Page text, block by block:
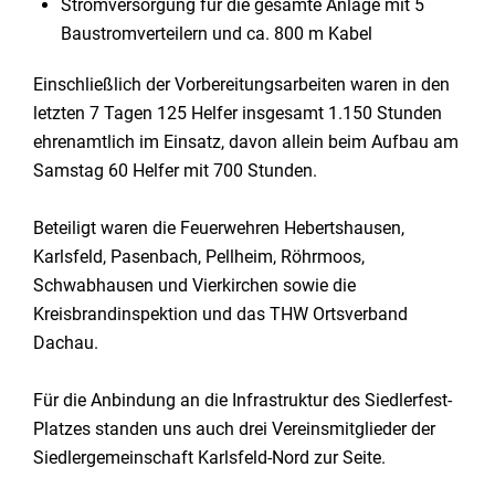
Stromversorgung für die gesamte Anlage mit 5
Baustromverteilern und ca. 800 m Kabel
Einschließlich der Vorbereitungsarbeiten waren in den
letzten 7 Tagen 125 Helfer insgesamt 1.150 Stunden
ehrenamtlich im Einsatz, davon allein beim Aufbau am
Samstag 60 Helfer mit 700 Stunden.
Beteiligt waren die Feuerwehren Hebertshausen,
Karlsfeld, Pasenbach, Pellheim, Röhrmoos,
Schwabhausen und Vierkirchen sowie die
Kreisbrandinspektion und das THW Ortsverband
Dachau.
Für die Anbindung an die Infrastruktur des Siedlerfest-
Platzes standen uns auch drei Vereinsmitglieder der
Siedlergemeinschaft Karlsfeld-Nord zur Seite.